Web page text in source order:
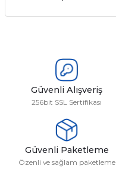
Güvenli Alışveriş
256bit SSL Sertifikası
Güvenli Paketleme
Özenli ve sağlam paketleme